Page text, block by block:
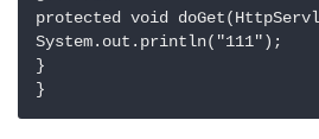
protected void
System.out.println("111");
}
}